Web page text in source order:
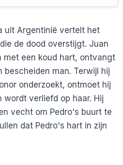
uit Argentinië vertelt het
de dood overstijgt. Juan
met een koud hart, ontvangt
bescheiden man. Terwijl hij
onderzoekt, ontmoet hij
wordt verliefd op haar. Hij
vecht om Pedro's buurt te
dat Pedro's hart in zijn